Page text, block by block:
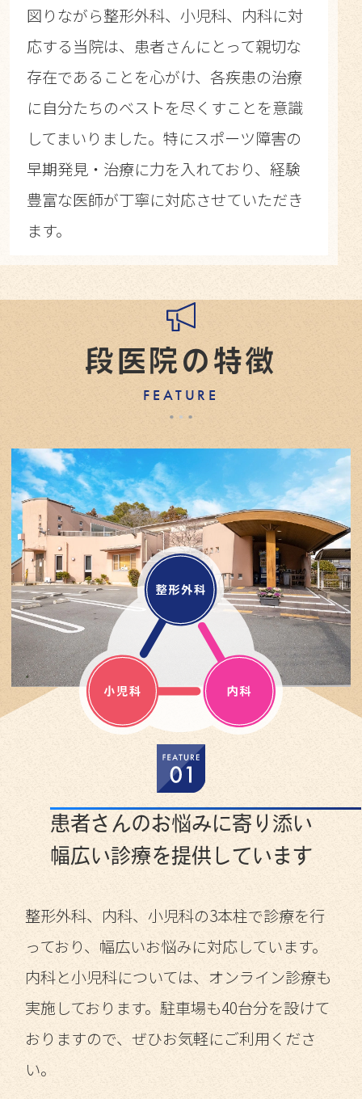
図りながら整形外科、小児科、内科に対
応する当院は、患者さんにとって親切な
存在であることを心がけ、各疾患の治療
に自分たちのベストを尽くすことを意識
してまいりました。特にスポーツ障害の
早期発見・治療に力を入れており、経験
豊富な医師が丁寧に対応させていただき
ます。
段医院の特徴
FEATURE
患者さんのお悩みに寄り添い
幅広い診療を提供しています
整形外科、内科、小児科の3本柱で診療を行
っており、幅広いお悩みに対応しています。
内科と小児科については、オンライン診療も
実施しております。駐車場も40台分を設けて
おりますので、ぜひお気軽にご利用くださ
い。